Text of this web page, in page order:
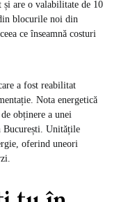
și are o valabilitate de 10
blocurile noi din
ce înseamnă costuri
a fost reabilitat
Nota energetică
obținere a unei
București. Unitățile
oferind uneori